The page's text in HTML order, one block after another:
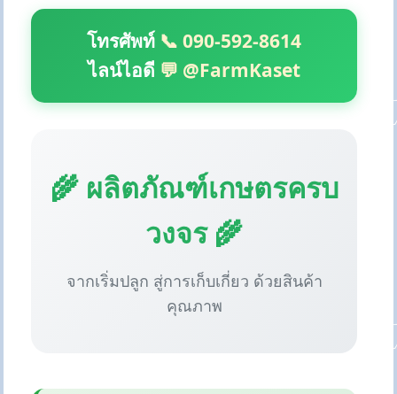
โทรศัพท์ 📞 090-592-8614
ไลน์ไอดี 💬 @FarmKaset
🌾 ผลิตภัณฑ์เกษตรครบ
วงจร 🌾
จากเริ่มปลูก สู่การเก็บเกี่ยว ด้วยสินค้า
คุณภาพ